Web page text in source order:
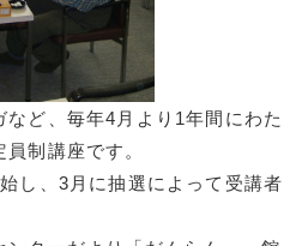
ど、毎年4月より1年間にわた
制講座です。
し、3月に抽選によって受講者